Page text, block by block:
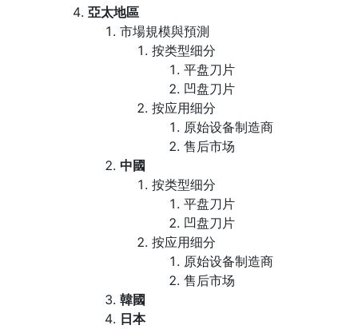
亞太地區
市場規模與預測
按类型细分
平盘刀片
凹盘刀片
按应用细分
原始设备制造商
售后市场
中國
按类型细分
平盘刀片
凹盘刀片
按应用细分
原始设备制造商
售后市场
韓國
日本